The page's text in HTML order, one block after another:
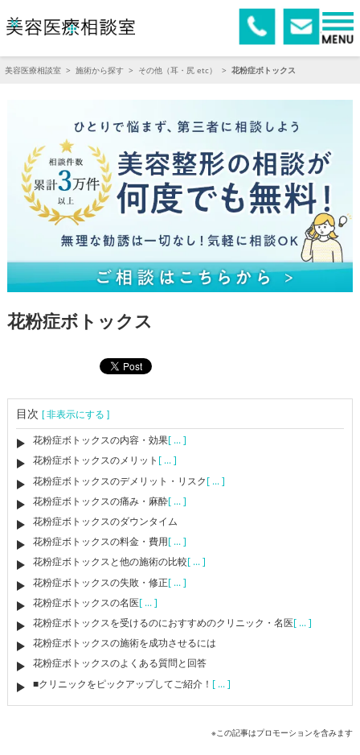
美容医療相談室 > 施術から探す > その他（耳・尻 etc） > 花粉症ボトックス
花粉症ボトックス
目次[ 非表示にする ]
花粉症ボトックスの内容・効果[ ... ]
花粉症ボトックスのメリット [ ... ]
花粉症ボトックスのデメリット・リスク[ ... ]
花粉症ボトックスの痛み・麻酔[ ... ]
花粉症ボトックスのダウンタイム
花粉症ボトックスの料金・費用[ ... ]
花粉症ボトックスと他の施術の比較[ ... ]
花粉症ボトックスの失敗・修正[ ... ]
花粉症ボトックスの名医[ ... ]
花粉症ボトックスを受けるのにおすすめのクリニック・名医[ ... ]
花粉症ボトックスの施術を成功させるには
花粉症ボトックスのよくある質問と回答
■クリニックをピックアップしてご紹介！ [ ... ]
※この記事はプロモーションを含みます